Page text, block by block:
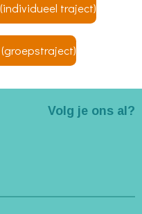
traject)
Volg je ons al?